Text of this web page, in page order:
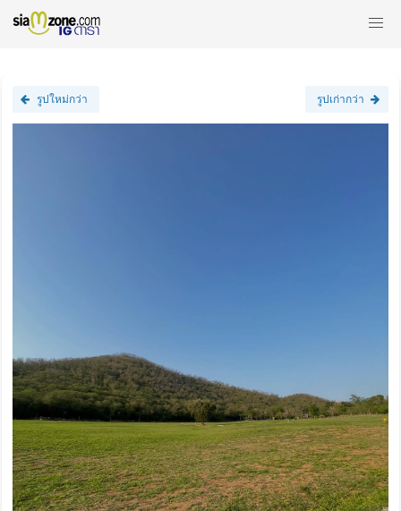
รูปใหม่กว่า รูปเก่ากว่า